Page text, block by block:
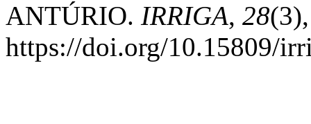
ANTÚRIO. IRRIGA, 28
https://doi.org/10.15809/